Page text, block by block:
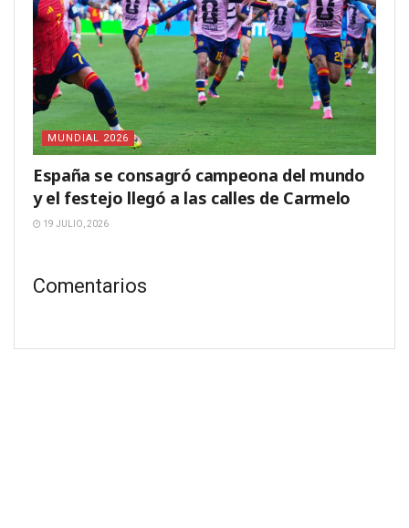
MUNDIAL 2026
España se consagró campeona del mundo
y el festejo llegó a las calles de Carmelo
19 JULIO, 2026
Comentarios